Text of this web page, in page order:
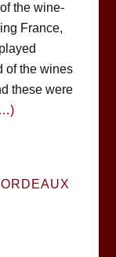
the wine-
France,
of the wines
these were